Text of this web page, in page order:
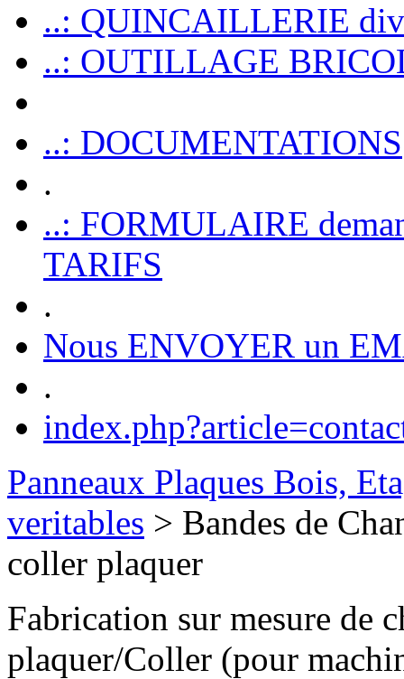
..: QUINCAILLERIE
..: OUTILLAGE
..: DOCUMENTATIONS
.
..: FORMULAIRE
TARIFS
.
Nous ENVOYER un
.
Panneaux Plaques Bois,
veritables > Bandes de
coller plaquer
Fabrication sur mesure de
plaquer/Coller (pour